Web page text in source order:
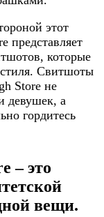
этот
представляет
которые
Свитшоты
Store не
девушек, а
гордитесь
– это
вещи.